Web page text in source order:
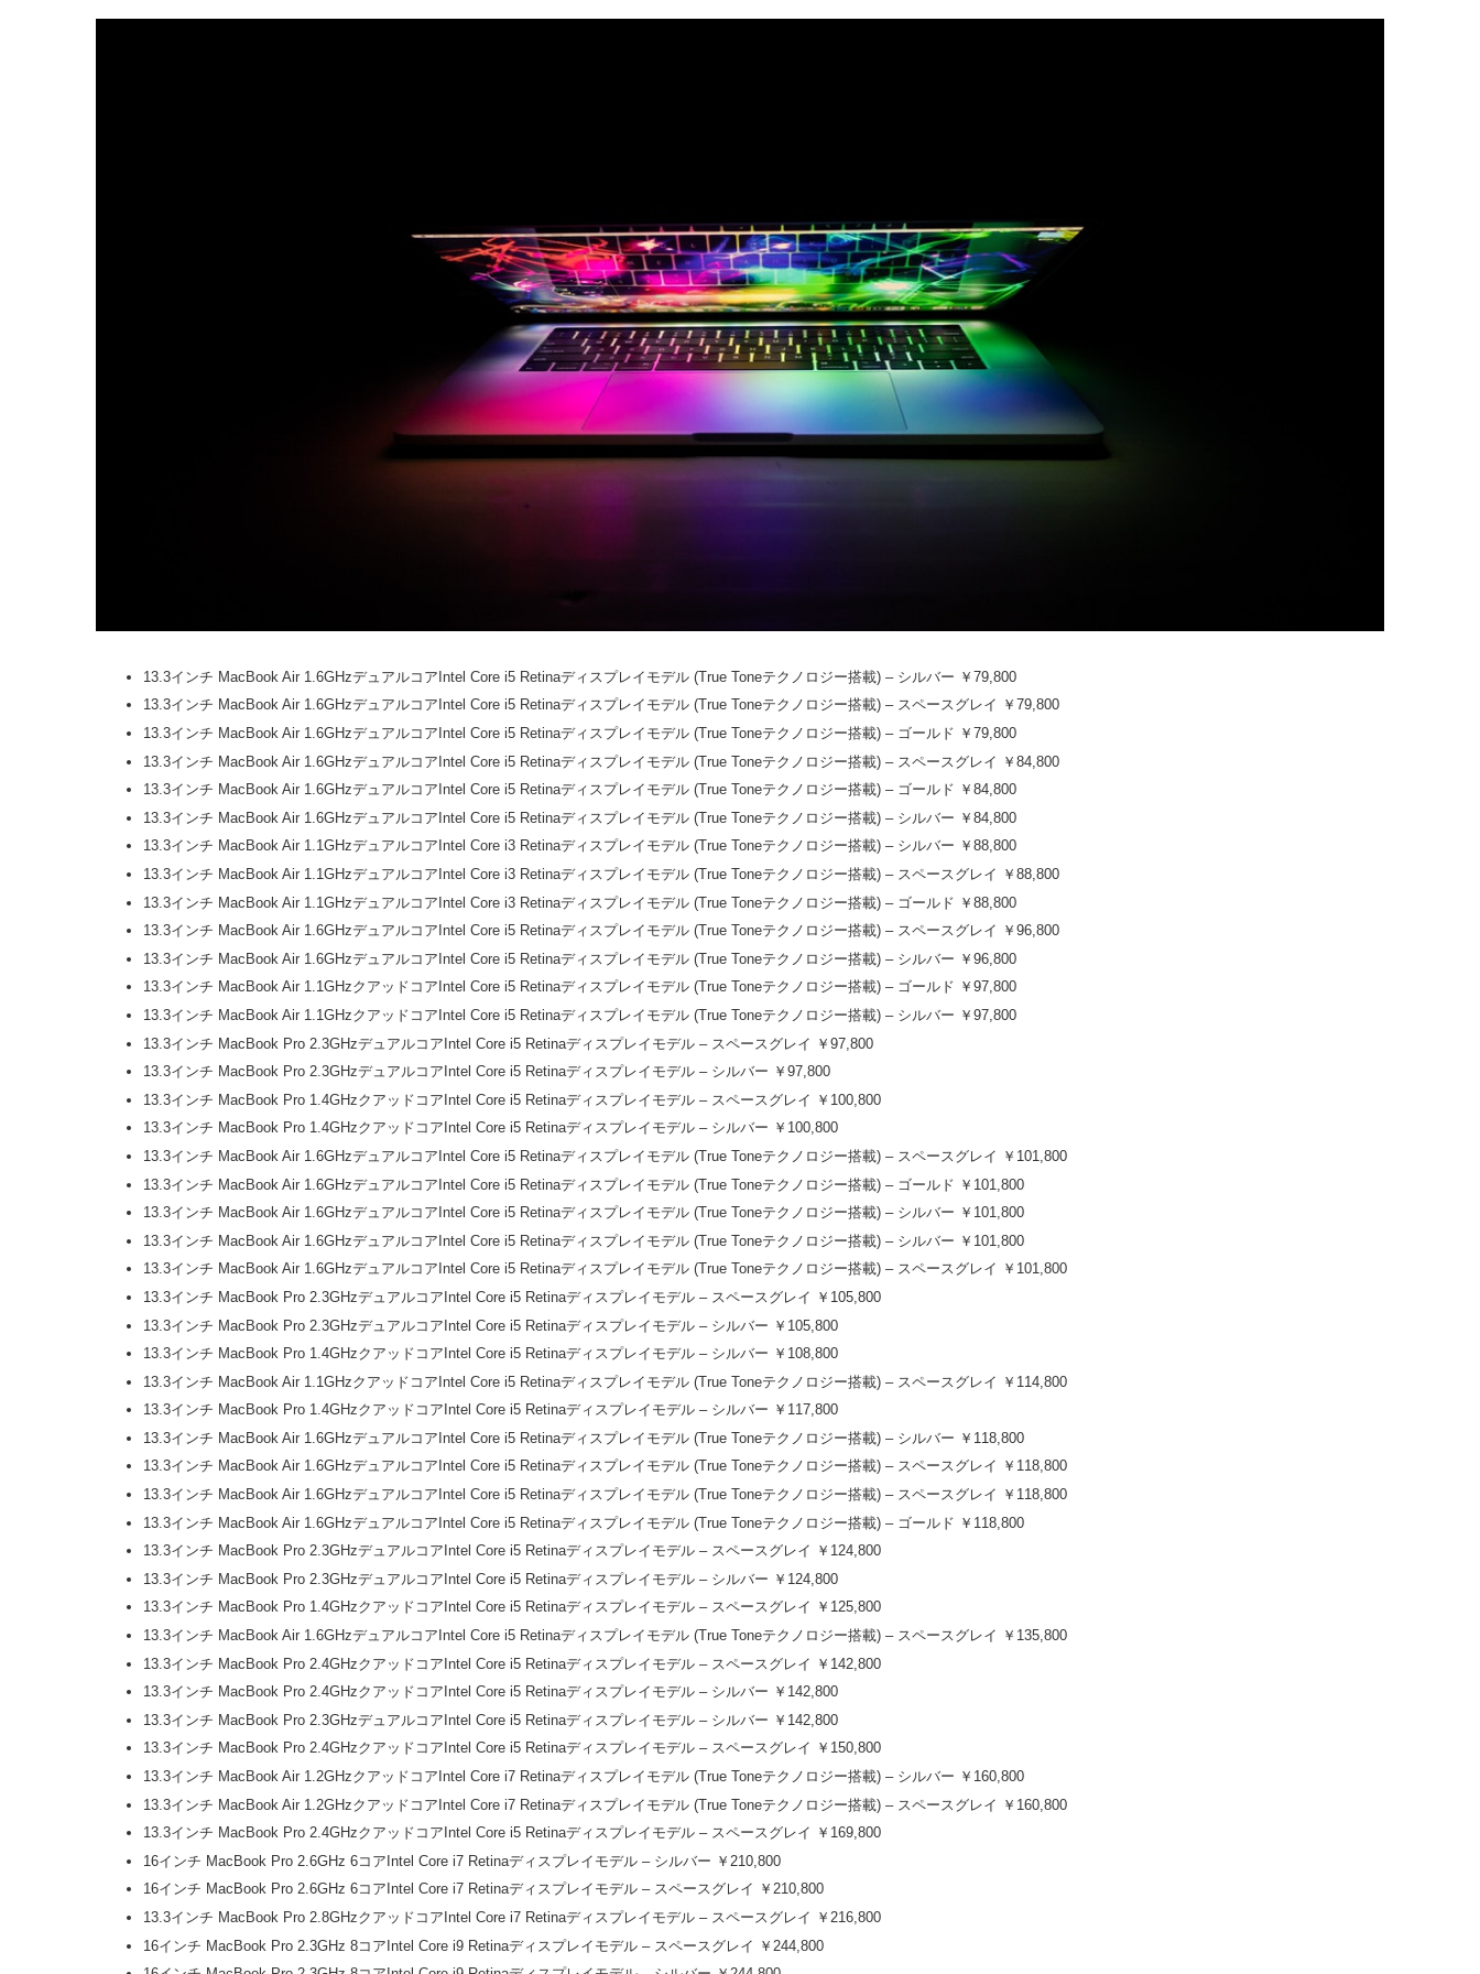
13.3インチ MacBook Air 1.6GHzデュアルコアIntel Core i5 Retinaディスプレイモデル (True Toneテクノロジー搭載) – シルバー ￥79,800
13.3インチ MacBook Air 1.6GHzデュアルコアIntel Core i5 Retinaディスプレイモデル (True Toneテクノロジー搭載) – スペースグレイ ￥79,800
13.3インチ MacBook Air 1.6GHzデュアルコアIntel Core i5 Retinaディスプレイモデル (True Toneテクノロジー搭載) – ゴールド ￥79,800
13.3インチ MacBook Air 1.6GHzデュアルコアIntel Core i5 Retinaディスプレイモデル (True Toneテクノロジー搭載) – スペースグレイ ￥84,800
13.3インチ MacBook Air 1.6GHzデュアルコアIntel Core i5 Retinaディスプレイモデル (True Toneテクノロジー搭載) – ゴールド ￥84,800
13.3インチ MacBook Air 1.6GHzデュアルコアIntel Core i5 Retinaディスプレイモデル (True Toneテクノロジー搭載) – シルバー ￥84,800
13.3インチ MacBook Air 1.1GHzデュアルコアIntel Core i3 Retinaディスプレイモデル (True Toneテクノロジー搭載) – シルバー ￥88,800
13.3インチ MacBook Air 1.1GHzデュアルコアIntel Core i3 Retinaディスプレイモデル (True Toneテクノロジー搭載) – スペースグレイ ￥88,800
13.3インチ MacBook Air 1.1GHzデュアルコアIntel Core i3 Retinaディスプレイモデル (True Toneテクノロジー搭載) – ゴールド ￥88,800
13.3インチ MacBook Air 1.6GHzデュアルコアIntel Core i5 Retinaディスプレイモデル (True Toneテクノロジー搭載) – スペースグレイ ￥96,800
13.3インチ MacBook Air 1.6GHzデュアルコアIntel Core i5 Retinaディスプレイモデル (True Toneテクノロジー搭載) – シルバー ￥96,800
13.3インチ MacBook Air 1.1GHzクアッドコアIntel Core i5 Retinaディスプレイモデル (True Toneテクノロジー搭載) – ゴールド ￥97,800
13.3インチ MacBook Air 1.1GHzクアッドコアIntel Core i5 Retinaディスプレイモデル (True Toneテクノロジー搭載) – シルバー ￥97,800
13.3インチ MacBook Pro 2.3GHzデュアルコアIntel Core i5 Retinaディスプレイモデル – スペースグレイ ￥97,800
13.3インチ MacBook Pro 2.3GHzデュアルコアIntel Core i5 Retinaディスプレイモデル – シルバー ￥97,800
13.3インチ MacBook Pro 1.4GHzクアッドコアIntel Core i5 Retinaディスプレイモデル – スペースグレイ ￥100,800
13.3インチ MacBook Pro 1.4GHzクアッドコアIntel Core i5 Retinaディスプレイモデル – シルバー ￥100,800
13.3インチ MacBook Air 1.6GHzデュアルコアIntel Core i5 Retinaディスプレイモデル (True Toneテクノロジー搭載) – スペースグレイ ￥101,800
13.3インチ MacBook Air 1.6GHzデュアルコアIntel Core i5 Retinaディスプレイモデル (True Toneテクノロジー搭載) – ゴールド ￥101,800
13.3インチ MacBook Air 1.6GHzデュアルコアIntel Core i5 Retinaディスプレイモデル (True Toneテクノロジー搭載) – シルバー ￥101,800
13.3インチ MacBook Air 1.6GHzデュアルコアIntel Core i5 Retinaディスプレイモデル (True Toneテクノロジー搭載) – シルバー ￥101,800
13.3インチ MacBook Air 1.6GHzデュアルコアIntel Core i5 Retinaディスプレイモデル (True Toneテクノロジー搭載) – スペースグレイ ￥101,800
13.3インチ MacBook Pro 2.3GHzデュアルコアIntel Core i5 Retinaディスプレイモデル – スペースグレイ ￥105,800
13.3インチ MacBook Pro 2.3GHzデュアルコアIntel Core i5 Retinaディスプレイモデル – シルバー ￥105,800
13.3インチ MacBook Pro 1.4GHzクアッドコアIntel Core i5 Retinaディスプレイモデル – シルバー ￥108,800
13.3インチ MacBook Air 1.1GHzクアッドコアIntel Core i5 Retinaディスプレイモデル (True Toneテクノロジー搭載) – スペースグレイ ￥114,800
13.3インチ MacBook Pro 1.4GHzクアッドコアIntel Core i5 Retinaディスプレイモデル – シルバー ￥117,800
13.3インチ MacBook Air 1.6GHzデュアルコアIntel Core i5 Retinaディスプレイモデル (True Toneテクノロジー搭載) – シルバー ￥118,800
13.3インチ MacBook Air 1.6GHzデュアルコアIntel Core i5 Retinaディスプレイモデル (True Toneテクノロジー搭載) – スペースグレイ ￥118,800
13.3インチ MacBook Air 1.6GHzデュアルコアIntel Core i5 Retinaディスプレイモデル (True Toneテクノロジー搭載) – スペースグレイ ￥118,800
13.3インチ MacBook Air 1.6GHzデュアルコアIntel Core i5 Retinaディスプレイモデル (True Toneテクノロジー搭載) – ゴールド ￥118,800
13.3インチ MacBook Pro 2.3GHzデュアルコアIntel Core i5 Retinaディスプレイモデル – スペースグレイ ￥124,800
13.3インチ MacBook Pro 2.3GHzデュアルコアIntel Core i5 Retinaディスプレイモデル – シルバー ￥124,800
13.3インチ MacBook Pro 1.4GHzクアッドコアIntel Core i5 Retinaディスプレイモデル – スペースグレイ ￥125,800
13.3インチ MacBook Air 1.6GHzデュアルコアIntel Core i5 Retinaディスプレイモデル (True Toneテクノロジー搭載) – スペースグレイ ￥135,800
13.3インチ MacBook Pro 2.4GHzクアッドコアIntel Core i5 Retinaディスプレイモデル – スペースグレイ ￥142,800
13.3インチ MacBook Pro 2.4GHzクアッドコアIntel Core i5 Retinaディスプレイモデル – シルバー ￥142,800
13.3インチ MacBook Pro 2.3GHzデュアルコアIntel Core i5 Retinaディスプレイモデル – シルバー ￥142,800
13.3インチ MacBook Pro 2.4GHzクアッドコアIntel Core i5 Retinaディスプレイモデル – スペースグレイ ￥150,800
13.3インチ MacBook Air 1.2GHzクアッドコアIntel Core i7 Retinaディスプレイモデル (True Toneテクノロジー搭載) – シルバー ￥160,800
13.3インチ MacBook Air 1.2GHzクアッドコアIntel Core i7 Retinaディスプレイモデル (True Toneテクノロジー搭載) – スペースグレイ ￥160,800
13.3インチ MacBook Pro 2.4GHzクアッドコアIntel Core i5 Retinaディスプレイモデル – スペースグレイ ￥169,800
16インチ MacBook Pro 2.6GHz 6コアIntel Core i7 Retinaディスプレイモデル – シルバー ￥210,800
16インチ MacBook Pro 2.6GHz 6コアIntel Core i7 Retinaディスプレイモデル – スペースグレイ ￥210,800
13.3インチ MacBook Pro 2.8GHzクアッドコアIntel Core i7 Retinaディスプレイモデル – スペースグレイ ￥216,800
16インチ MacBook Pro 2.3GHz 8コアIntel Core i9 Retinaディスプレイモデル – スペースグレイ ￥244,800